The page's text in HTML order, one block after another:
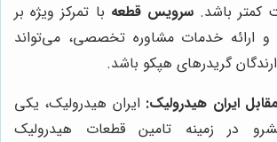
کمتر باشد.سرویس قطعه با تمرکز ویژه بر
ارائه خدمات مشاوره تخصصی، می‌تواند
گریدرهای هپکو باشد.
ایران هیدرولیک: ایران هیدرولیک، یکی
در زمینه تامین قطعات هیدرولیک